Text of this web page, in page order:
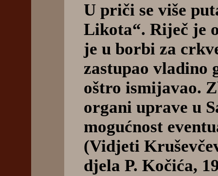
U priči se više
Likota“. Riječ je
je u borbi za
zastupao vladino
oštro ismijavao.
organi uprave u
mogućnost
(Vidjeti
djela P. Kočića,